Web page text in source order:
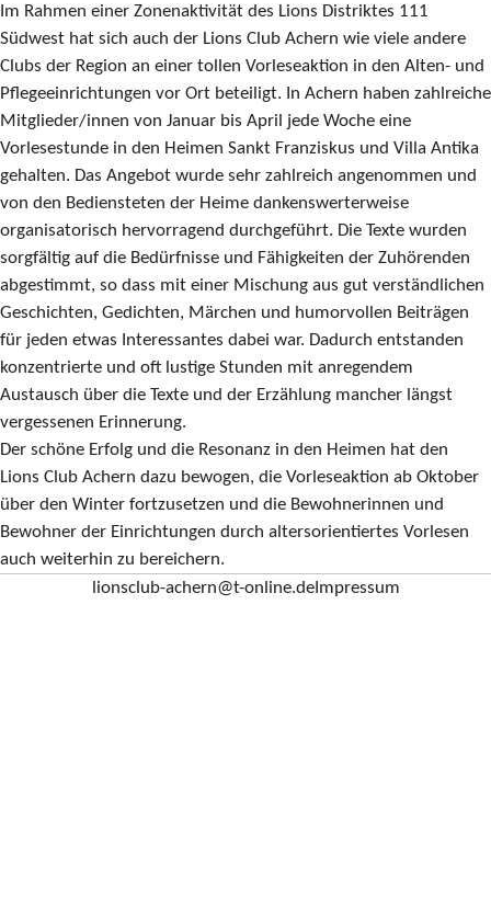
Im Rahmen einer Zonenaktivität des Lions Distriktes 111
Südwest hat sich auch der Lions Club Achern wie viele andere
Clubs der Region an einer tollen Vorleseaktion in den Alten- und
Pflegeeinrichtungen vor Ort beteiligt. In Achern haben zahlreiche
Mitglieder/innen von Januar bis April jede Woche eine
Vorlesestunde in den Heimen Sankt Franziskus und Villa Antika
gehalten. Das Angebot wurde sehr zahlreich angenommen und
von den Bediensteten der Heime dankenswerterweise
organisatorisch hervorragend durchgeführt. Die Texte wurden
sorgfältig auf die Bedürfnisse und Fähigkeiten der Zuhörenden
abgestimmt, so dass mit einer Mischung aus gut verständlichen
Geschichten, Gedichten, Märchen und humorvollen Beiträgen
für jeden etwas Interessantes dabei war. Dadurch entstanden
konzentrierte und oft lustige Stunden mit anregendem
Austausch über die Texte und der Erzählung mancher längst
vergessenen Erinnerung.
Der schöne Erfolg und die Resonanz in den Heimen hat den
Lions Club Achern dazu bewogen, die Vorleseaktion ab Oktober
über den Winter fortzusetzen und die Bewohnerinnen und
Bewohner der Einrichtungen durch altersorientiertes Vorlesen
auch weiterhin zu bereichern.
lionsclub-achern@t-online.deImpressum